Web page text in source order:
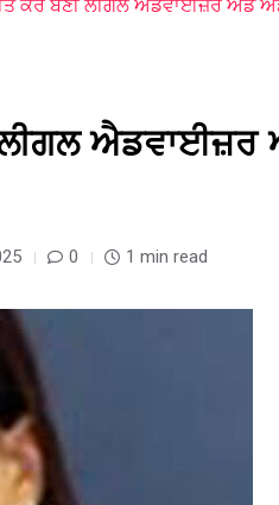
ਕੌਰ ਬਣੀ ਲੀਗਲ ਐਡਵਾਈਜ਼ਰ ਐਂਡ
ਲੀਗਲ
0 1 min read